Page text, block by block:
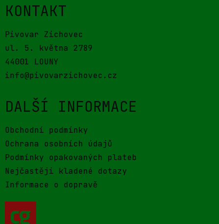
KONTAKT
Pivovar Zichovec
ul. 5. května 2789
44001 LOUNY
info@pivovarzichovec.cz
DALŠÍ INFORMACE
Obchodní podmínky
Ochrana osobních údajů
Podmínky opakovaných plateb
Nejčastěji kladené dotazy
Informace o dopravě